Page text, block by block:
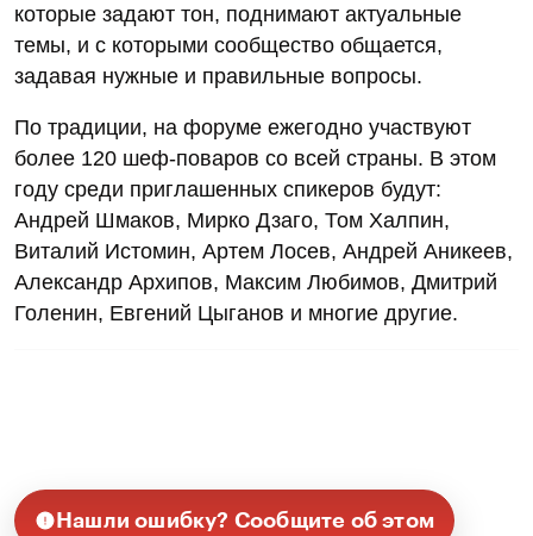
которые задают тон, поднимают актуальные
темы, и с которыми сообщество общается,
задавая нужные и правильные вопросы.
По традиции, на форуме ежегодно участвуют
более 120 шеф-поваров со всей страны. В этом
году среди приглашенных спикеров будут:
Андрей Шмаков, Мирко Дзаго, Том Халпин,
Виталий Истомин, Артем Лосев, Андрей Аникеев,
Александр Архипов, Максим Любимов, Дмитрий
Голенин, Евгений Цыганов и многие другие.
Нашли ошибку? Сообщите об этом